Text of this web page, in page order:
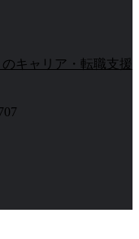
キャリア・転職支援